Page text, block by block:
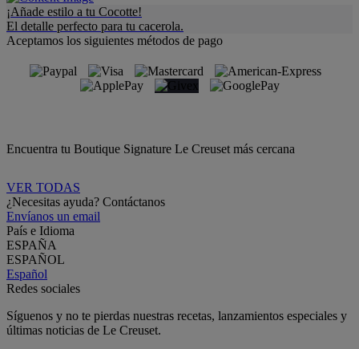
¡Añade estilo a tu Cocotte!
El detalle perfecto para tu cacerola.
Aceptamos los siguientes métodos de pago
Encuentra tu Boutique Signature Le Creuset más cercana
VER TODAS
¿Necesitas ayuda? Contáctanos
Envíanos un email
País e Idioma
ESPAÑA
ESPAÑOL
Español
Redes sociales
Síguenos y no te pierdas nuestras recetas, lanzamientos especiales y
últimas noticias de Le Creuset.